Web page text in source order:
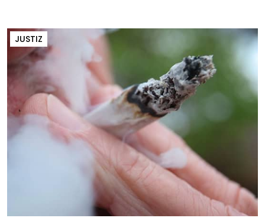
JUSTIZ